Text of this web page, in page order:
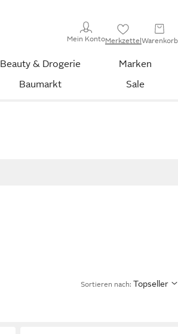
Mein KontoMerkzettelWarenkorb
Beauty & Drogerie
Marken
Baumarkt Sale
Sortieren nach: Topseller